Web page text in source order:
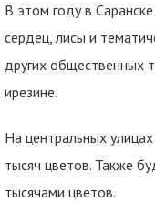
В этом году в
сердец, лисы и
других общественных
ирезине.
На центральных
тысяч цветов. Также
тысячами цветов.